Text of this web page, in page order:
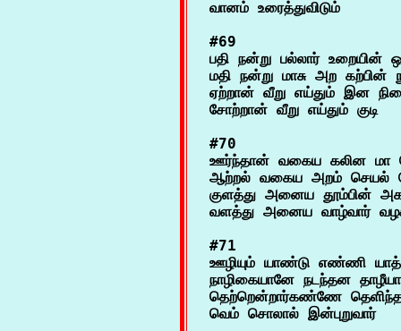
#69
பதி நன்று பல்லார் உறையின்
மதி நன்று மாசு அற கற்பின்
ஏற்றான் வீறு எய்தும் இன
#70
ஊர்ந்தான் வகைய கலின மா
ஆற்றல் வகைய அறம் செயல்
குளத்து அனைய தூம்பின்
#71
ஊழியும் யாண்டு எண்ணி
நாழிகையானே நடந்தன தாழீயா
தெற்றென்றார்கண்ணே